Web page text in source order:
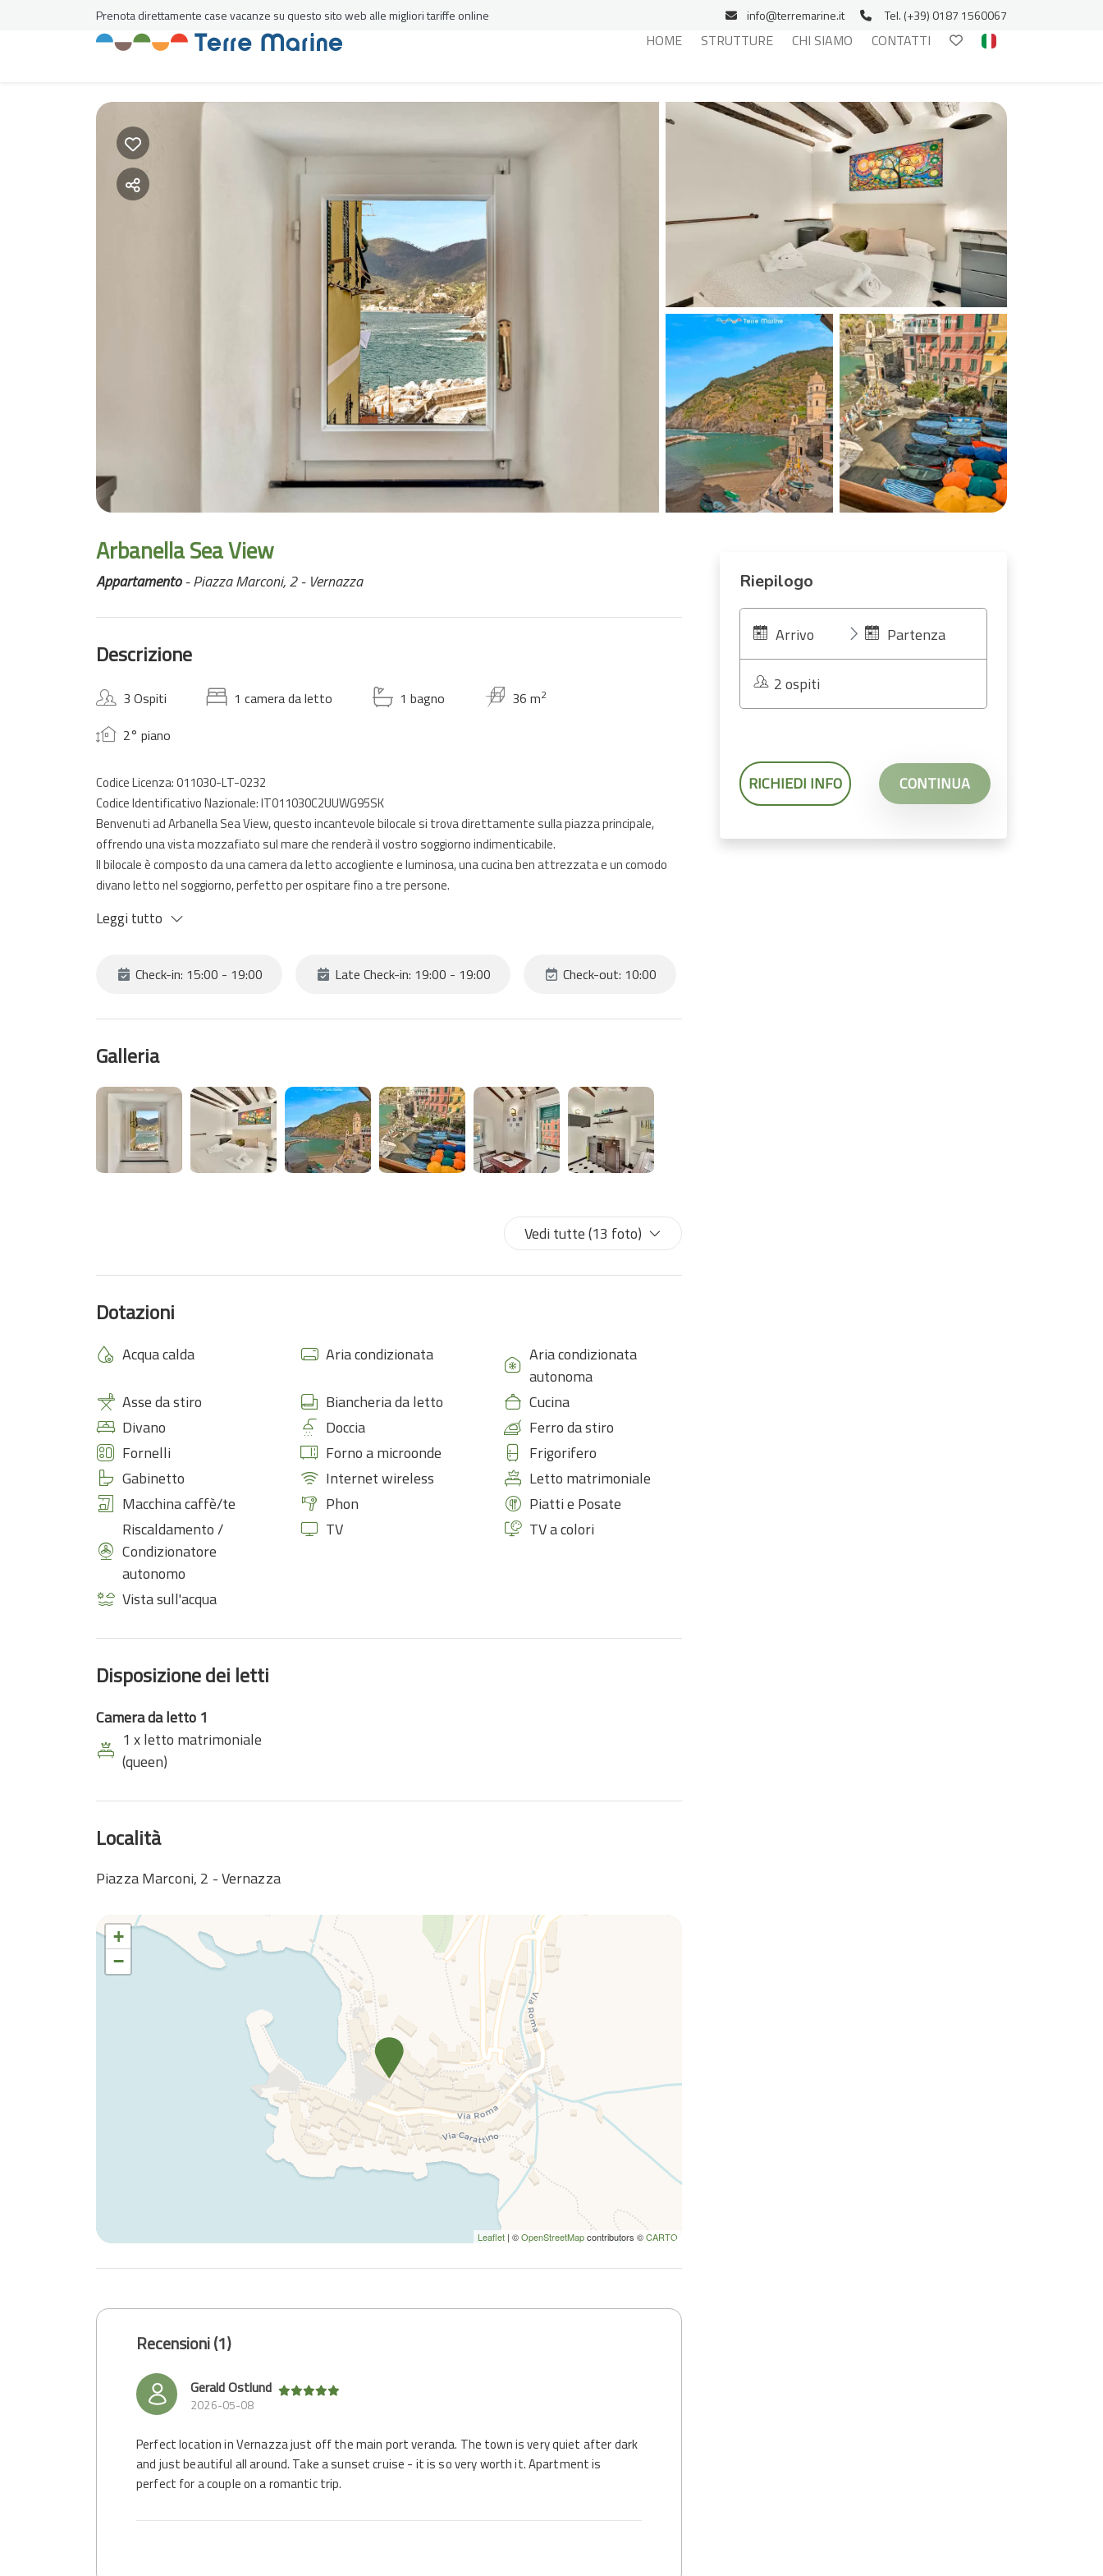
HOME STRUTTURE CHI SIAMO CONTATTI
Arbanella Sea View
Appartamento- Piazza Marconi, 2 - Vernazza
Descrizione
3 Ospiti 1 camera da letto 1 bagno 36 m2
2° piano
Codice Licenza: 011030-LT-0232
Codice Identificativo Nazionale: IT011030C2UUWG95SK
Benvenuti ad Arbanella Sea View, questo incantevole bilocale si trova direttamente sulla piazza principale,
offrendo una vista mozzafiato sul mare che renderà il vostro soggiorno indimenticabile.
Il bilocale è composto da una camera da letto accogliente e luminosa, una cucina ben attrezzata e un comodo
divano letto nel soggiorno, perfetto per ospitare fino a tre persone.
Perfetta per coppie, famiglie o piccoli gruppi di amici che desiderano esplorare le meraviglie delle Cinque Terre
Leggi tutto
Check-in: 15:00 - 19:00 Late Check-in: 19:00 - 19:00 Check-out: 10:00
Galleria
Vedi tutte (13 foto)
Dotazioni
Acqua calda Aria condizionata
Aria condizionata
autonoma
Asse da stiro
Biancheria da letto
Cucina
Divano
Doccia
Ferro da stiro
Fornelli
Forno a microonde
Frigorifero
Gabinetto
Internet wireless
Letto matrimoniale
Macchina caffè/te
Phon
Piatti e Posate
Riscaldamento /
Condizionatore
autonomo
TV TV a colori
Vista sull'acqua
Disposizione dei letti
Camera da letto 1
1 x letto matrimoniale
(queen)
Località
Piazza Marconi, 2 - Vernazza
+
−
Leaflet | ©OpenStreetMapcontributors ©CARTO
Recensioni (1)
Gerald Ostlund
2026-05-08
Perfect location in Vernazza just off the main port veranda. The town is very quiet after dark
and just beautiful all around. Take a sunset cruise - it is so very worth it. Apartment is
perfect for a couple on a romantic trip.
Riepilogo
Arrivo Partenza
2 ospiti
RICHIEDI INFO CONTINUA
Prenota direttamente case vacanze su questo sito web alle migliori tariffe online info@terremarine.it Tel. (+39) 0187 1560067